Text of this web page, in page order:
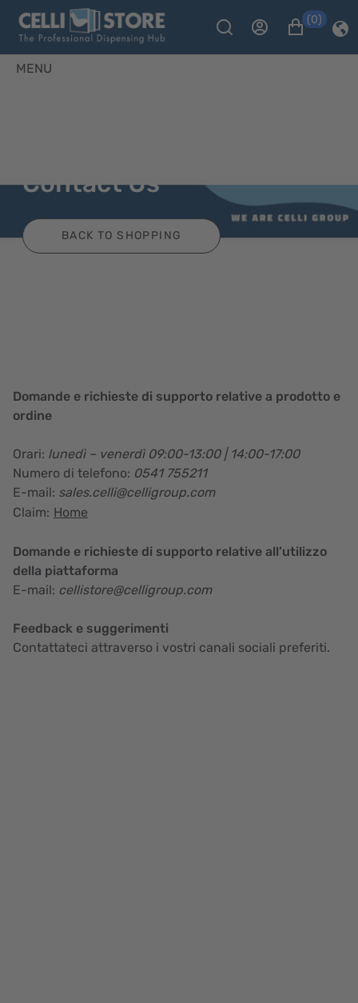
(0)
MENU
Contact Us
BACK TO SHOPPING
Domande e richieste di supporto relative a prodotto e
ordine
Orari: lunedì – venerdì 09:00-13:00 | 14:00-17:00
Numero di telefono: 0541 755211
E-mail: sales.celli@celligroup.com
Claim: Home
Domande e richieste di supporto relative all’utilizzo
della piattaforma
E-mail: cellistore@celligroup.com
Feedback e suggerimenti
Contattateci attraverso i vostri canali sociali preferiti.